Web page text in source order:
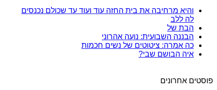
והיא מרחיבה את בית החזה עוד ועוד עד שכולם נכנסים
לה ללב
הבת של
הבננה השבועית: נועה אהרוני
כה אמרה: ציטוטים של נשים חכמות
איה הבושם שבי?
פוסטים אחרונים